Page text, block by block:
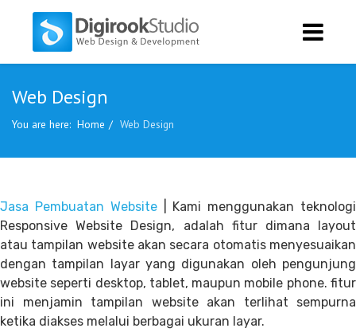
Web Design
You are here: Home Web Design
Jasa Pembuatan Website| Kami menggunakan teknologi
Responsive Website Design, adalah fitur dimana layout
atau tampilan website akan secara otomatis menyesuaikan
dengan tampilan layar yang digunakan oleh pengunjung
website seperti desktop, tablet, maupun mobile phone. fitur
ini menjamin tampilan website akan terlihat sempurna
ketika diakses melalui berbagai ukuran layar.